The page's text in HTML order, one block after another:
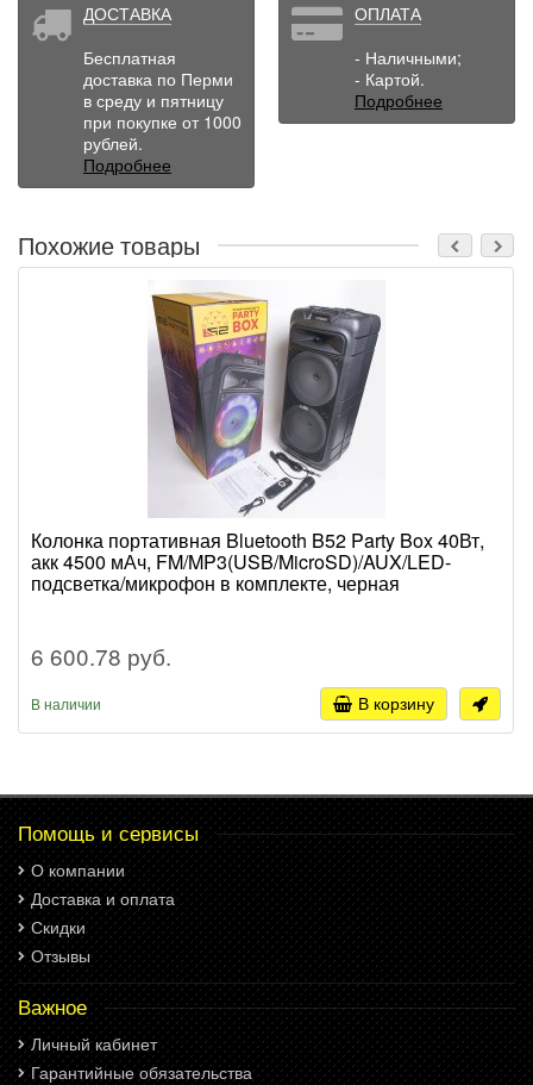
ДОСТАВКА
Бесплатная
доставка по Перми
в среду и пятницу
при покупке от 1000
рублей.
Подробнее
ОПЛАТА
- Наличными;
- Картой.
Подробнее
Похожие товары
Колонка портативная Bluetooth B52 Party Box 40Вт,
акк 4500 мАч, FM/MP3(USB/MicroSD)/AUX/LED-
подсветка/микрофон в комплекте, черная
6 600.78 руб.
В наличии В корзину
Помощь и сервисы
О компании
Доставка и оплата
Скидки
Отзывы
Важное
Личный кабинет
Гарантийные обязательства